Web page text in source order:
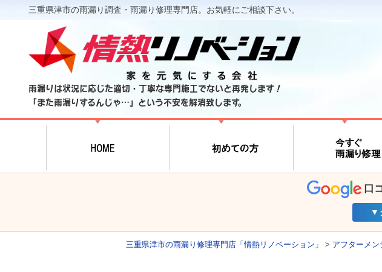
三重県津市の雨漏り調査・雨漏り修理専門店。お気軽にご相談下さい。
雨漏りは状況に応じた適切・丁寧な専門施工でないと再発します！
「また雨漏りするんじゃ…」という不安を解消致します。
口
▼
三重県津市の雨漏り修理専門店「情熱リノベーション」 > アフターメン